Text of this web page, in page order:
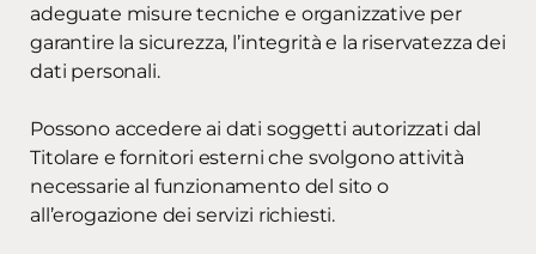
adeguate misure tecniche e organizzative per
garantire la sicurezza, l’integrità e la riservatezza dei
dati personali.
Possono accedere ai dati soggetti autorizzati dal
Titolare e fornitori esterni che svolgono attività
necessarie al funzionamento del sito o
all’erogazione dei servizi richiesti.